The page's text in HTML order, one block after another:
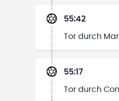
55:42
Tor durch
55:17
Tor durch